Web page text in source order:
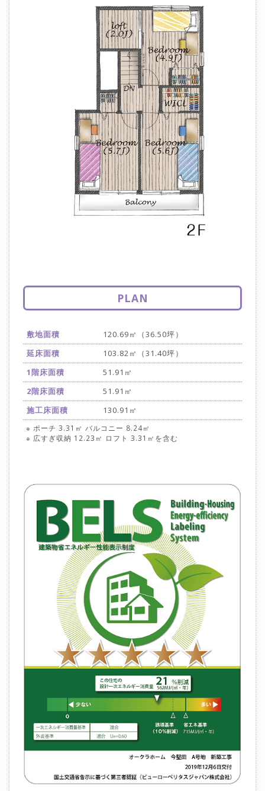
PLAN
敷地面積
120.69㎡（36.50坪）
延床面積
103.82㎡（31.40坪）
1階床面積
51.91㎡
2階床面積
51.91㎡
施工床面積
130.91㎡
※ ポーチ 3.31㎡ バルコニー 8.24㎡
※ 広すぎ収納 12.23㎡ ロフト 3.31㎡を含む